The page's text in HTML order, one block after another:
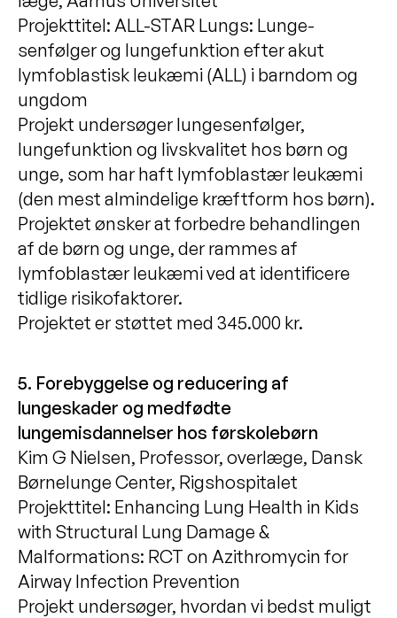
Projekttitel: ALL-STAR Lungs: Lunge-
senfølger og lungefunktion efter akut
lymfoblastisk leukæmi (ALL) i barndom og
ungdom
Projekt undersøger lungesenfølger,
lungefunktion og livskvalitet hos børn og
unge, som har haft lymfoblastær leukæmi
(den mest almindelige kræftform hos børn).
Projektet ønsker at forbedre behandlingen
af de børn og unge, der rammes af
lymfoblastær leukæmi ved at identificere
tidlige risikofaktorer.
Projektet er støttet med 345.000 kr.
5. Forebyggelse og reducering af
lungeskader og medfødte
lungemisdannelser hos førskolebørn
Kim G Nielsen, Professor, overlæge, Dansk
Børnelunge Center, Rigshospitalet
Projekttitel: Enhancing Lung Health in Kids
with Structural Lung Damage &
Malformations: RCT on Azithromycin for
Airway Infection Prevention
Projekt undersøger, hvordan vi bedst muligt